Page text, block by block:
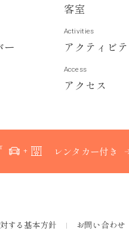
客室
ー
Activities
ア ク テ ィ ビ テ
Access
ア ク セ ス
レンタカー付き
する基本方針 お問い合わせ